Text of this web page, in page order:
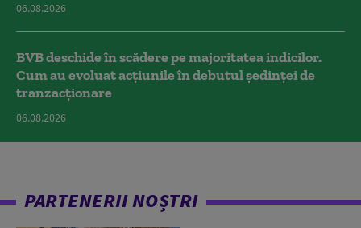
06.08.2026
BVB deschide în scădere pe majoritatea indicilor.
Cum au evoluat acțiunile în debutul ședinței de
tranzacționare
06.08.2026
PARTENERII NOȘTRI